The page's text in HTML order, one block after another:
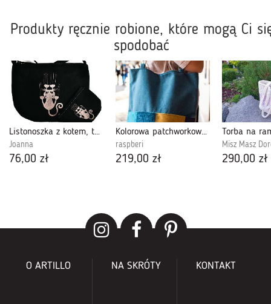
Produkty ręcznie robione, które mogą Ci
spodobać
Listonoszka z kotem, torebka kot dla 10 latki
Joanna
76,00 zł
Kolorowa patchworkowa torba na ramię z kieszeniami
raspberi
219,00 zł
Misz Masz
290,00 zł
O ARTILLO NA SKRÓTY KONTAKT